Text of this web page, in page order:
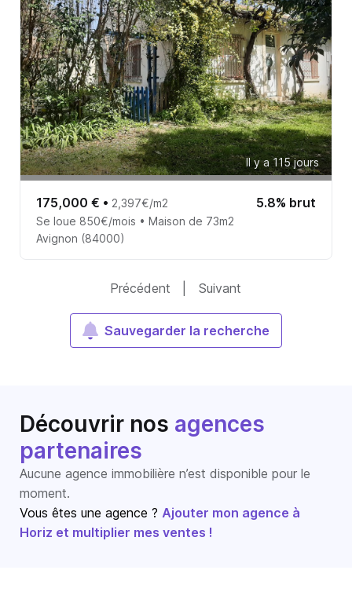
Il y a 115 jours
175,000 € • 2,397€/m2 5.8% brut
Se loue 850€/mois • Maison de 73m2
Avignon (84000)
Précédent Suivant
Sauvegarder la recherche
Découvrir nos agences
partenaires
Aucune agence immobilière n’est disponible pour le
moment.
Vous êtes une agence ? Ajouter mon agence à
Horiz et multiplier mes ventes !